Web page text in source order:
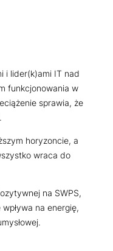
i lider(k)ami IT nad
funkcjonowania w
sprawia, że
horyzoncie, a
wraca do
na SWPS,
na energię,